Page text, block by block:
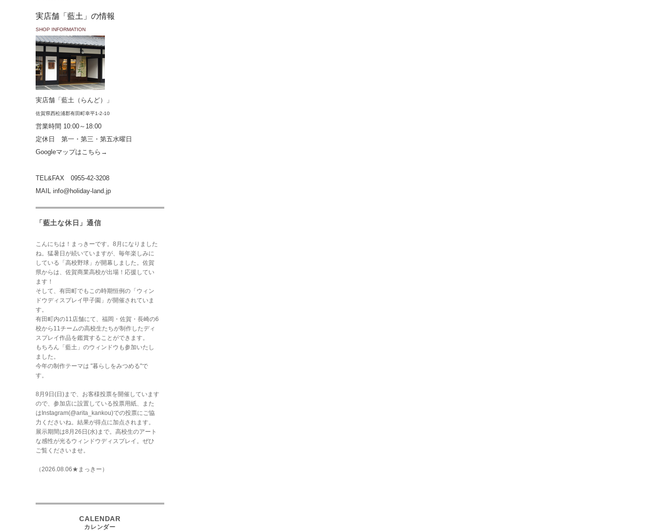
実店舗「藍土」の情報
SHOP INFORMATION
実店舗「藍土（らんど）」
佐賀県西松浦郡有田町幸平1-2-10
営業時間 10:00～18:00
定休日 第一・第三・第五水曜日
Googleマップはこちら→
TEL&FAX 0955-42-3208
MAIL info@holiday-land.jp
「藍土な休日」通信
こんにちは！まっきーです。8月になりました
ね。猛暑日が続いていますが、毎年楽しみに
している「高校野球」が開幕しました。佐賀
県からは、佐賀商業高校が出場！応援してい
ます！
そして、有田町でもこの時期恒例の「ウィン
ドウディスプレイ甲子園」が開催されていま
す。
有田町内の11店舗にて、福岡・佐賀・長崎の6
校から11チームの高校生たちが制作したディ
スプレイ作品を鑑賞することができます。
もちろん「藍土」のウィンドウも参加いたし
ました。
今年の制作テーマは "暮らしをみつめる"で
す。
8月9日(日)まで、お客様投票を開催しています
ので、参加店に設置している投票用紙、また
はInstagram(@arita_kankou)での投票にご協
力くださいね。結果が得点に加点されます。
展示期間は8月26日(水)まで。高校生のアート
な感性が光るウィンドウディスプレイ。ぜひ
ご覧くださいませ。
（2026.08.06★まっきー）